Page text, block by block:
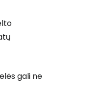
gali ne